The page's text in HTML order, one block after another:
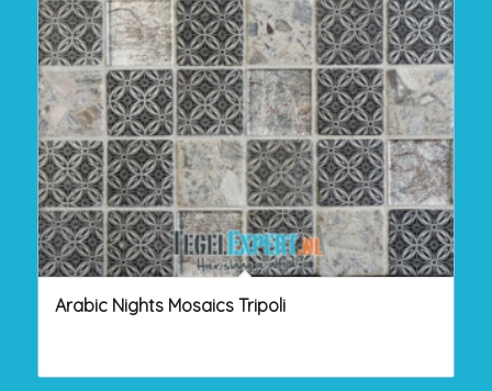
Arabic Nights Mosaics Tripoli